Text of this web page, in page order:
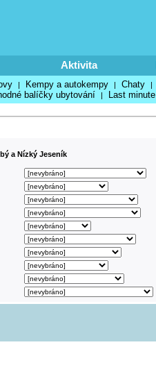
Aktivita
| Kempy a autokempy | Chaty |
balíčky ubytování | Last minute
a Nízký Jeseník